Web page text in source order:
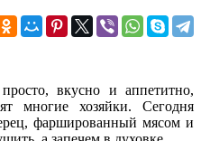
вкусно и аппетитно,
многие хозяйки. Сегодня
фаршированный мясом и